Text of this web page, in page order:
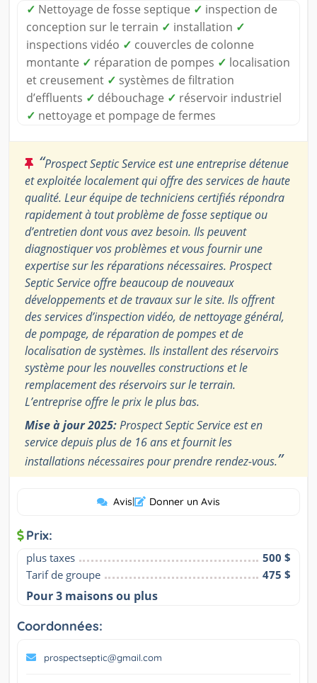
✓ Nettoyage de fosse septique ✓ inspection de
conception sur le terrain ✓ installation ✓
inspections vidéo ✓ couvercles de colonne
montante ✓ réparation de pompes ✓ localisation
et creusement ✓ systèmes de filtration
d’effluents ✓ débouchage ✓ réservoir industriel
✓ nettoyage et pompage de fermes
“Prospect Septic Service est une entreprise détenue
et exploitée localement qui offre des services de haute
qualité. Leur équipe de techniciens certifiés répondra
rapidement à tout problème de fosse septique ou
d’entretien dont vous avez besoin. Ils peuvent
diagnostiquer vos problèmes et vous fournir une
expertise sur les réparations nécessaires. Prospect
Septic Service offre beaucoup de nouveaux
développements et de travaux sur le site. Ils offrent
des services d’inspection vidéo, de nettoyage général,
de pompage, de réparation de pompes et de
localisation de systèmes. Ils installent des réservoirs
système pour les nouvelles constructions et le
remplacement des réservoirs sur le terrain.
L’entreprise offre le prix le plus bas.
Mise à jour 2025:Prospect Septic Service est en
service depuis plus de 16 ans et fournit les
installations nécessaires pour prendre rendez-vous.”
Avis| Donner un Avis
Prix:
plus taxes
500 $
Tarif de groupe
475 $
Pour 3 maisons ou plus
Coordonnées:
prospectseptic@gmail.com